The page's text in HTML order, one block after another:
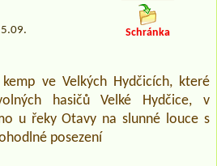
Schránka
ve Velkých Hydčicích, které
hasičů Velké Hydčice, v
u řeky Otavy na slunné louce s
posezení